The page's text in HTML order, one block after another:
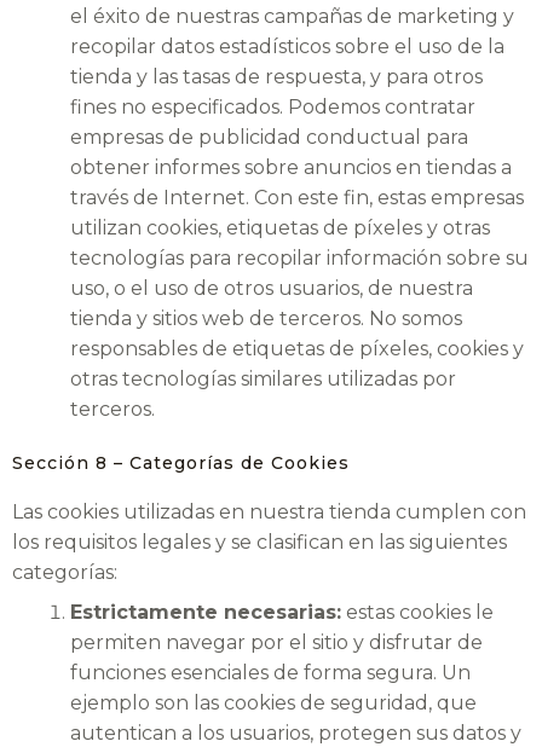
el éxito de nuestras campañas de marketing y
recopilar datos estadísticos sobre el uso de la
tienda y las tasas de respuesta, y para otros
fines no especificados. Podemos contratar
empresas de publicidad conductual para
obtener informes sobre anuncios en tiendas a
través de Internet. Con este fin, estas empresas
utilizan cookies, etiquetas de píxeles y otras
tecnologías para recopilar información sobre su
uso, o el uso de otros usuarios, de nuestra
tienda y sitios web de terceros. No somos
responsables de etiquetas de píxeles, cookies y
otras tecnologías similares utilizadas por
terceros.
Sección 8 – Categorías de Cookies
Las cookies utilizadas en nuestra tienda cumplen con
los requisitos legales y se clasifican en las siguientes
categorías:
Estrictamente necesarias: estas cookies le
permiten navegar por el sitio y disfrutar de
funciones esenciales de forma segura. Un
ejemplo son las cookies de seguridad, que
autentican a los usuarios, protegen sus datos y